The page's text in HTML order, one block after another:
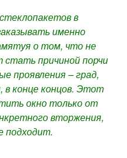
в
именно
о том, что не
причиной порчи
проявления – град,
в конце концов. Этот
окно только от
вторжения,
подходит.